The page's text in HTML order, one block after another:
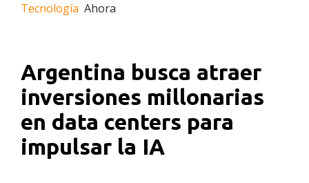
Tecnología Ahora
Argentina busca atraer
inversiones millonarias
en data centers para
impulsar la IA